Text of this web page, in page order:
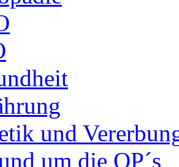
und
um die OP´s